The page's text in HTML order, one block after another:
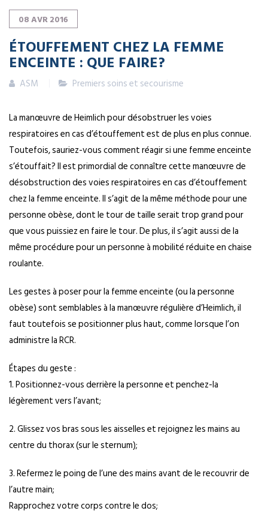
08AVR2016
ÉTOUFFEMENT CHEZ LA FEMME
ENCEINTE : QUE FAIRE?
ASM Premiers soins et secourisme
La manœuvre de Heimlich pour désobstruer les voies
respiratoires en cas d’étouffement est de plus en plus connue.
Toutefois, sauriez-vous comment réagir si une femme enceinte
s’étouffait? Il est primordial de connaître cette manœuvre de
désobstruction des voies respiratoires en cas d’étouffement
chez la femme enceinte. Il s’agit de la même méthode pour une
personne obèse, dont le tour de taille serait trop grand pour
que vous puissiez en faire le tour. De plus, il s’agit aussi de la
même procédure pour un personne à mobilité réduite en chaise
roulante.
Les gestes à poser pour la femme enceinte (ou la personne
obèse) sont semblables à la manœuvre régulière d’Heimlich, il
faut toutefois se positionner plus haut, comme lorsque l’on
administre la RCR.
Étapes du geste :
1. Positionnez-vous derrière la personne et penchez-la
légèrement vers l’avant;
2. Glissez vos bras sous les aisselles et rejoignez les mains au
centre du thorax (sur le sternum);
3. Refermez le poing de l’une des mains avant de le recouvrir de
l’autre main;
Rapprochez votre corps contre le dos;